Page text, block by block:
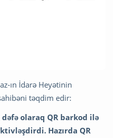
ın İdarə Heyətinin
təqdim edir:
olaraq QR barkod ilə
Hazırda QR